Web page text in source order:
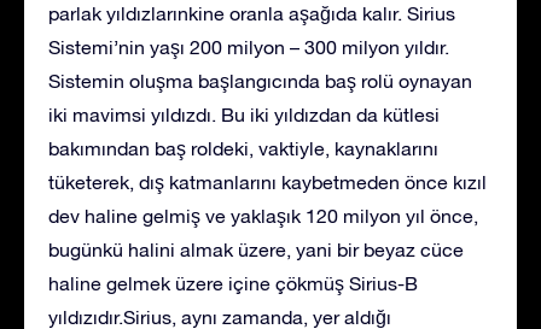
parlak yıldızlarınkine oranla aşağıda kalır. Sirius
Sistemi’nin yaşı 200 milyon – 300 milyon yıldır.
Sistemin oluşma başlangıcında baş rolü oynayan
iki mavimsi yıldızdı. Bu iki yıldızdan da kütlesi
bakımından baş roldeki, vaktiyle, kaynaklarını
tüketerek, dış katmanlarını kaybetmeden önce kızıl
dev haline gelmiş ve yaklaşık 120 milyon yıl önce,
bugünkü halini almak üzere, yani bir beyaz cüce
haline gelmek üzere içine çökmüş Sirius-B
yıldızıdır.Sirius, aynı zamanda, yer aldığı